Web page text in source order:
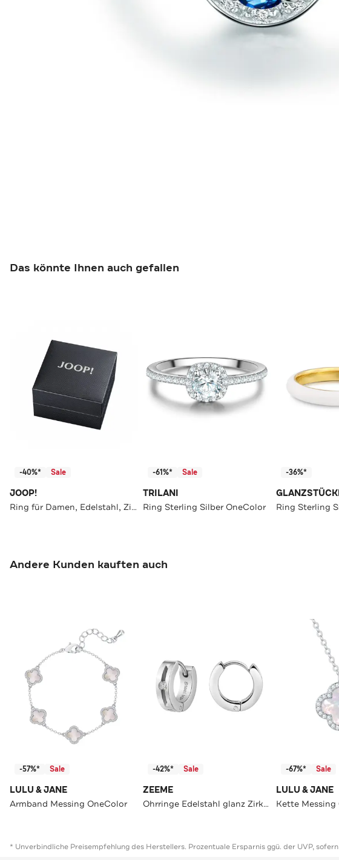
Das könnte Ihnen auch gefallen
-40%* Sale
JOOP!
Ring für Damen, Edelstahl, Zirkonia
-61%* Sale
TRILANI
Ring Sterling Silber OneColor
-36%*
Ring Sterling
Andere Kunden kauften auch
-57%* Sale
LULU & JANE
Armband Messing OneColor
-42%* Sale
ZEEME
Ohrringe Edelstahl glanz Zirkonia silber
-67%* Sale
LULU & JANE
Kette Messing
* Unverbindliche Preisempfehlung des Herstellers. Prozentuale Ersparnis ggü. der UVP,